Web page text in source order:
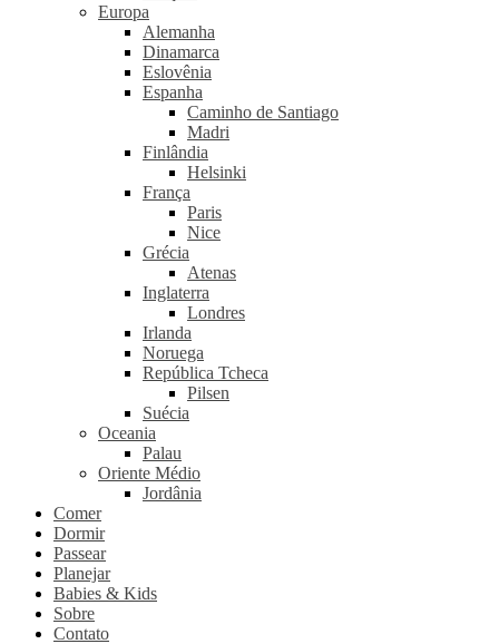
Europa
Alemanha
Dinamarca
Eslovênia
Espanha
Caminho de Santiago
Madri
Finlândia
Helsinki
França
Paris
Nice
Grécia
Atenas
Inglaterra
Londres
Irlanda
Noruega
República Tcheca
Pilsen
Suécia
Oceania
Palau
Oriente Médio
Jordânia
Comer
Dormir
Passear
Planejar
Babies & Kids
Sobre
Contato